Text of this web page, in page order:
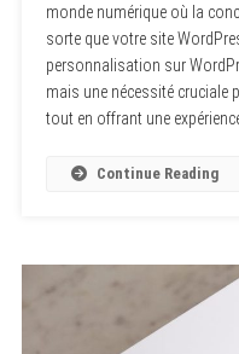
monde numérique où la
sorte que votre site
personnalisation sur
mais une nécessité cruciale
tout en offrant une
Continue Reading